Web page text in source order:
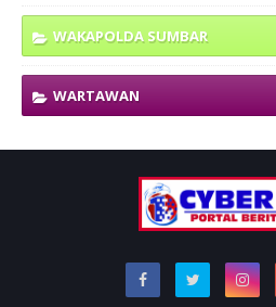
WAKAPOLDA SUMBAR
WARTAWAN